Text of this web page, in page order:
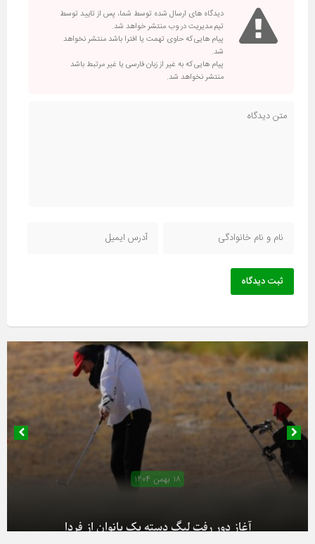
دیدگاه های ارسال شده توسط شما، پس از تایید توسط
تیم مدیریت در وب منتشر خواهد شد.
پیام هایی که حاوی تهمت یا افترا باشد منتشر نخواهد
شد.
پیام هایی که به غیر از زبان فارسی یا غیر مرتبط باشد
منتشر نخواهد شد.
ثبت دیدگاه
۱۹ بهمن ۱۴۰۴
۱۸ بهمن ۱۴۰۴